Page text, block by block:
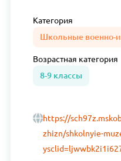
Категория
Школьные военно-
Возрастная категория
8-9 классы
https://
zhizn/shkolnyie-